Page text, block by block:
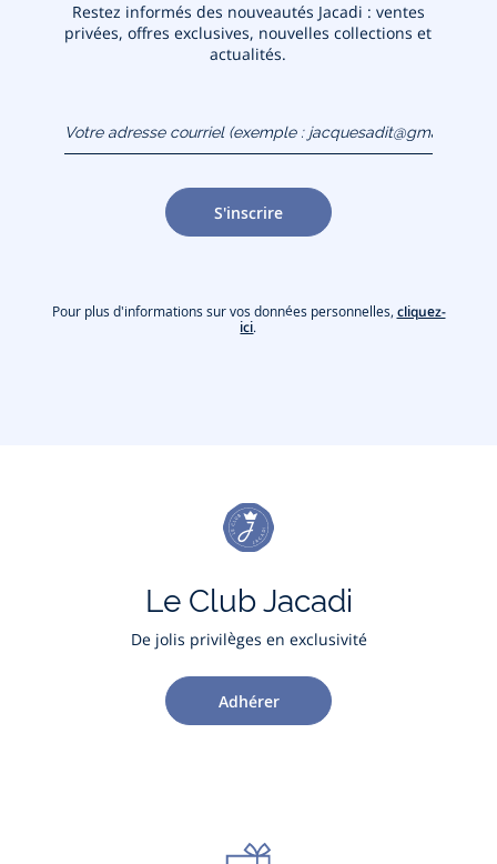
Restez informés des nouveautés Jacadi : ventes
privées, offres exclusives, nouvelles collections et
actualités.
(exemple :
jacquesadit@gmail.com)
S'inscrire
Pour plus d'informations sur vos données personnelles, cliquez-
ici.
Le Club Jacadi
De jolis privilèges en exclusivité
Adhérer